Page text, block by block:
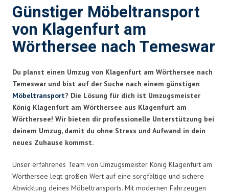
Günstiger Möbeltransport
von Klagenfurt am
Wörthersee nach Temeswar
Du planst einen Umzug von Klagenfurt am Wörthersee nach
Temeswar und bist auf der Suche nach einem günstigen
Möbeltransport? Die Lösung für dich ist Umzugsmeister
König Klagenfurt am Wörthersee aus Klagenfurt am
Wörthersee! Wir bieten dir professionelle Unterstützung bei
deinem Umzug, damit du ohne Stress und Aufwand in dein
neues Zuhause kommst.
Unser erfahrenes Team von Umzugsmeister König Klagenfurt am
Wörthersee legt großen Wert auf eine sorgfältige und sichere
Abwicklung deines Möbeltransports. Mit modernen Fahrzeugen